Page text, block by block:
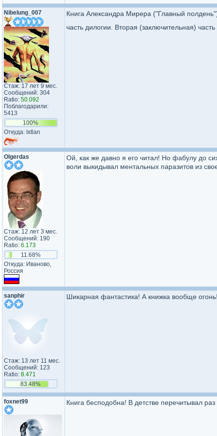
Nibelung_007
Стаж: 17 лет 9 мес.
Сообщений: 304
Ratio: 50.092
Поблагодарили:
5413
100%
Откуда: Ixtlan
Книга Александра Мирера ("Главный
часть дилогии. Вторая (заключительная)
Olgerdas
Стаж: 12 лет 3 мес.
Сообщений: 190
Ratio: 6.173
11.68%
Откуда: Иваново,
Россия
Ой, как же давно я его читал! Но фабулу до
воли выкидывал ментальных паразитов из
sanphir
Стаж: 13 лет 11 мес.
Сообщений: 123
Ratio: 8.471
83.48%
Шикарная фантастика! А книжка вообще
foxnet99 Книга бесподобна! В детстве перечитывал раз